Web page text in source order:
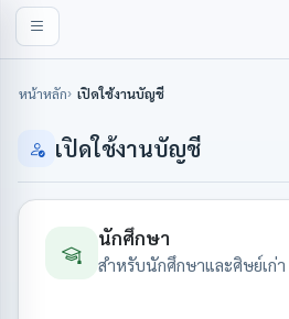
หน้าหลัก เปิดใช้งานบัญชี
เปิดใช้งานบัญชี
นักศึกษา
สำหรับนักศึกษาและศิษย์เก่า